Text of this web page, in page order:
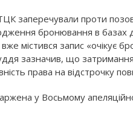
ТЦК заперечували проти
бронювання в
містився запис «очікує
зазначив, що
права на відстрочку
у Восьмому